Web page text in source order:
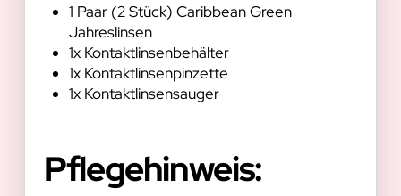
1 Paar (2 Stück) Caribbean Green
Jahreslinsen
1x Kontaktlinsenbehälter
1x Kontaktlinsenpinzette
1x Kontaktlinsensauger
Pflegehinweis: